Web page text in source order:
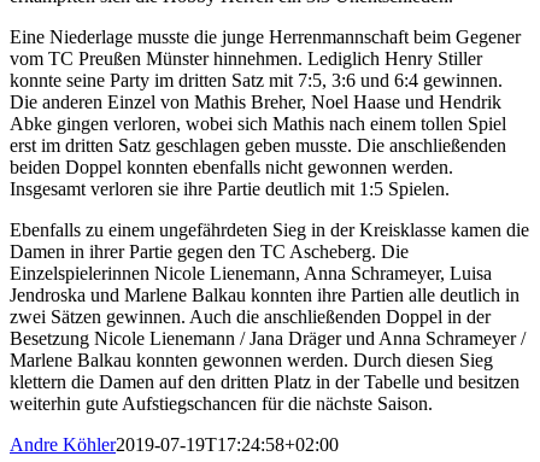
Eine Niederlage musste die junge Herrenmannschaft beim Gegener
vom TC Preußen Münster hinnehmen. Lediglich Henry Stiller
konnte seine Party im dritten Satz mit 7:5, 3:6 und 6:4 gewinnen.
Die anderen Einzel von Mathis Breher, Noel Haase und Hendrik
Abke gingen verloren, wobei sich Mathis nach einem tollen Spiel
erst im dritten Satz geschlagen geben musste. Die anschließenden
beiden Doppel konnten ebenfalls nicht gewonnen werden.
Insgesamt verloren sie ihre Partie deutlich mit 1:5 Spielen.
Ebenfalls zu einem ungefährdeten Sieg in der Kreisklasse kamen die
Damen in ihrer Partie gegen den TC Ascheberg. Die
Einzelspielerinnen Nicole Lienemann, Anna Schrameyer, Luisa
Jendroska und Marlene Balkau konnten ihre Partien alle deutlich in
zwei Sätzen gewinnen. Auch die anschließenden Doppel in der
Besetzung Nicole Lienemann / Jana Dräger und Anna Schrameyer /
Marlene Balkau konnten gewonnen werden. Durch diesen Sieg
klettern die Damen auf den dritten Platz in der Tabelle und besitzen
weiterhin gute Aufstiegschancen für die nächste Saison.
Andre Köhler2019-07-19T17:24:58+02:00